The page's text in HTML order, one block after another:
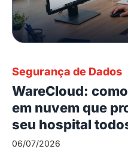
Segurança de Dados
WareCloud:
em nuvem que
seu hospital
06/07/2026